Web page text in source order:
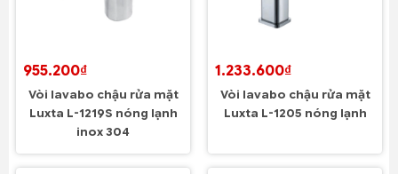
955.200₫
Vòi lavabo chậu rửa mặt
Luxta L-1219S nóng lạnh
inox 304
1.233.600₫
Vòi lavabo chậu rửa mặt
Luxta L-1205 nóng lạnh